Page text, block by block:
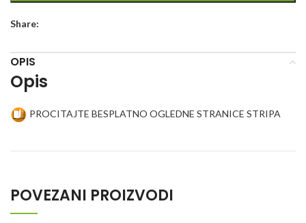
Share:
OPIS
Opis
PROCITAJTE BESPLATNO OGLEDNE STRANICE STRIPA
POVEZANI PROIZVODI